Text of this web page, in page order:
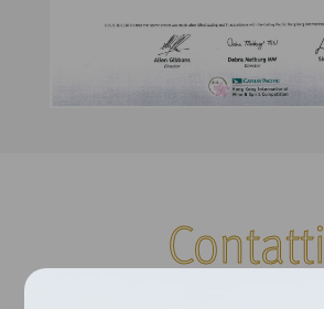
Contatti